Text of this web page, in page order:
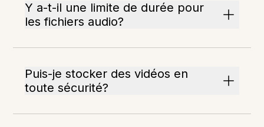
Y a-t-il une limite de durée pour
les fichiers audio?
Puis-je stocker des vidéos en
toute sécurité?